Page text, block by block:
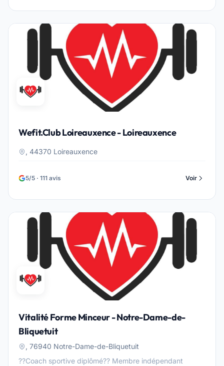
Wefit.Club Loireauxence - Loireauxence
, 44370 Loireauxence
5/5 · 111 avis Voir
Vitalité Forme Minceur - Notre-Dame-de-
Bliquetuit
, 76940 Notre-Dame-de-Bliquetuit
??Coach sportive diplômé?? Membre indépendant